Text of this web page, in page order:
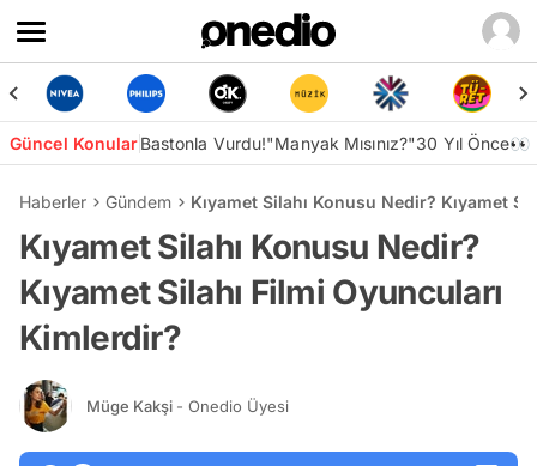
Güncel KonularBastonla Vurdu!"Manyak Mısınız?"30 Yıl Önce👀
Haberler Gündem Kıyamet Silahı Konusu Nedir? Kıyamet
Kıyamet Silahı Konusu Nedir?
Kıyamet Silahı Filmi Oyuncuları
Kimlerdir?
Müge Kakşi - Onedio Üyesi